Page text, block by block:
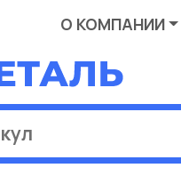
О КОМПАНИИ